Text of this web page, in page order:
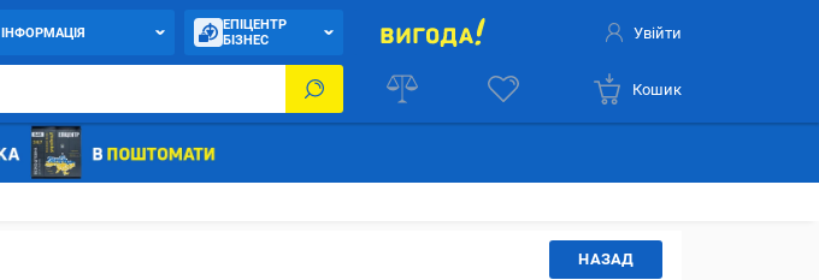
ІНФОРМАЦІЯ
ЕПІЦЕНТР
БІЗНЕС
Увійти
Кошик
НАЗАД